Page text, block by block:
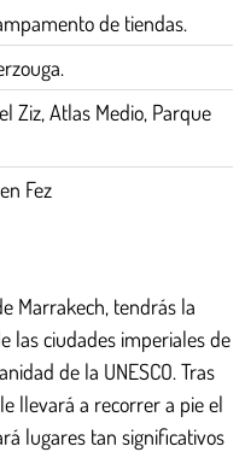
de tiendas.
Ziz, Atlas Medio, Parque
Fez
Marrakech, tendrás la
las ciudades imperiales de
de la UNESCO. Tras
llevará a recorrer a pie el
lugares tan significativos